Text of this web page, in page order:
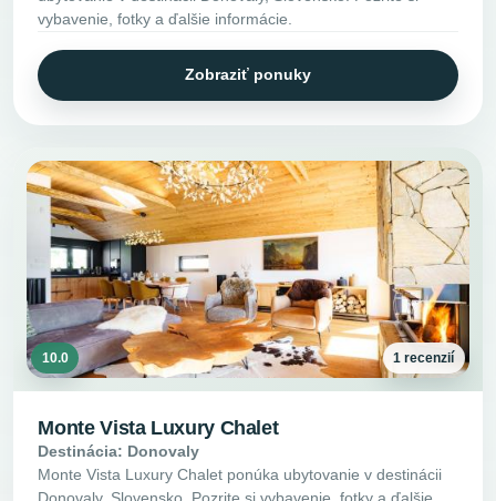
vybavenie, fotky a ďalšie informácie.
Zobraziť ponuky
10.0 1 recenzií
Monte Vista Luxury Chalet
Destinácia: Donovaly
Monte Vista Luxury Chalet ponúka ubytovanie v destinácii
Donovaly, Slovensko. Pozrite si vybavenie, fotky a ďalšie